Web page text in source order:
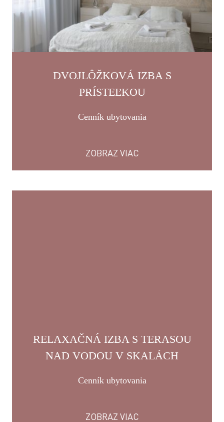
DVOJLÔŽKOVÁ IZBA S
PRÍSTEĽKOU
Cenník ubytovania
ZOBRAZ VIAC
RELAXAČNÁ IZBA S TERASOU
NAD VODOU V SKALÁCH
Cenník ubytovania
ZOBRAZ VIAC